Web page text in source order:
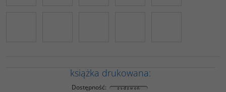
książka drukowana:
Dostępność: